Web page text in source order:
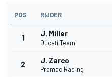
POS RIJDER
1 J. Miller
Ducati Team
2 J. Zarco
Pramac Racing